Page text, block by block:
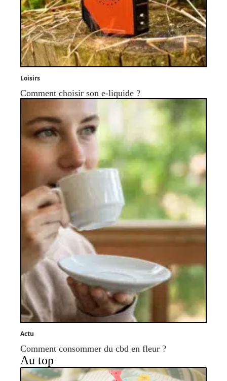
Loisirs
Comment choisir son e-liquide ?
Actu
Comment consommer du cbd en fleur ?
Au top